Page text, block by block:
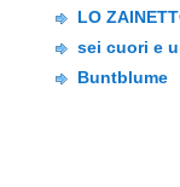
LO
sei cuori e
Buntblume